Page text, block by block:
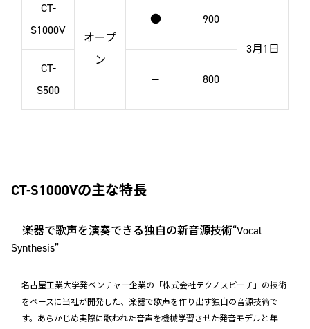
CT-
S1000V
オープ
ン
● 900
3月1日
CT-
S500
— 800
CT-S1000Vの主な特長
｜楽器で歌声を演奏できる独自の新音源技術“Vocal
Synthesis”
名古屋工業大学発ベンチャー企業の「株式会社テクノスピーチ」の技術
をベースに当社が開発した、楽器で歌声を作り出す独自の音源技術で
す。あらかじめ実際に歌われた音声を機械学習させた発音モデルと年